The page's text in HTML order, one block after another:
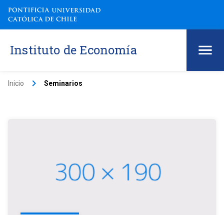
Instituto de Economía
Inicio keyboard_arrow_right Seminarios